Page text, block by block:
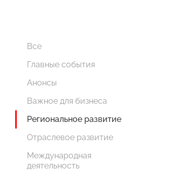
Все
Главные события
Анонсы
Важное для бизнеса
Региональное развитие
Отраслевое развитие
Международная
деятельность